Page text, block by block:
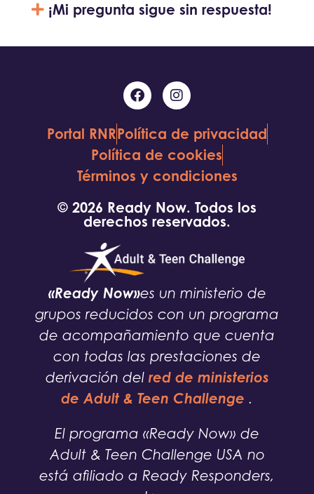
¡Mi pregunta sigue sin respuesta!
Portal RNRPolítica de privacidad
Política de cookies
Términos y condiciones
© 2026 Ready Now. Todos los
derechos reservados.
«Ready Now»es un ministerio de
grupos reducidos con un programa
de acompañamiento que cuenta
con todas las prestaciones de
derivación del red de ministerios
de Adult & Teen Challenge .
El programa «Ready Now» de
Adult & Teen Challenge USA no
está afiliado a Ready Responders,